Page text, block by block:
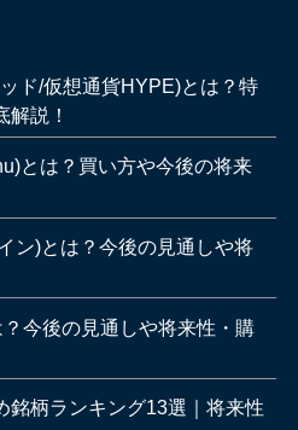
ド/仮想通貨HYPE)とは？特
説！
とは？買い方や今後の将来
ン)とは？今後の見通しや将
今後の見通しや将来性・購
銘柄ランキング13選｜将来性